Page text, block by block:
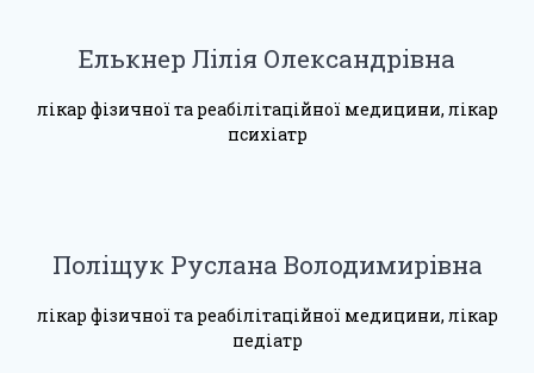
Елькнер Лілія Олександрівна
лікар фізичної та реабілітаційної медицини, лікар
психіатр
Поліщук Руслана Володимирівна
лікар фізичної та реабілітаційної медицини, лікар
педіатр